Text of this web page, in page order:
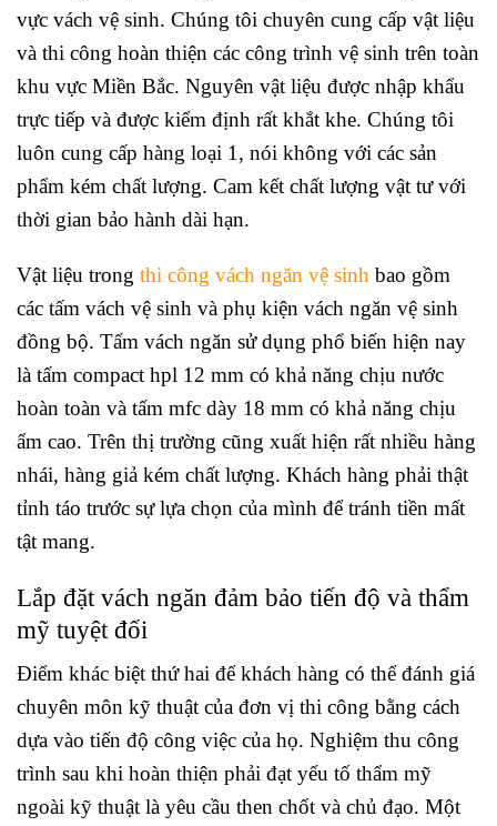
vực vách vệ sinh. Chúng tôi chuyên cung cấp vật liệu
và thi công hoàn thiện các công trình vệ sinh trên toàn
khu vực Miền Bắc. Nguyên vật liệu được nhập khẩu
trực tiếp và được kiểm định rất khắt khe. Chúng tôi
luôn cung cấp hàng loại 1, nói không với các sản
phẩm kém chất lượng. Cam kết chất lượng vật tư với
thời gian bảo hành dài hạn.
Vật liệu trong thi công vách ngăn vệ sinh bao gồm
các tấm vách vệ sinh và phụ kiện vách ngăn vệ sinh
đồng bộ. Tấm vách ngăn sử dụng phổ biến hiện nay
là tấm compact hpl 12 mm có khả năng chịu nước
hoàn toàn và tấm mfc dày 18 mm có khả năng chịu
ẩm cao. Trên thị trường cũng xuất hiện rất nhiều hàng
nhái, hàng giả kém chất lượng. Khách hàng phải thật
tỉnh táo trước sự lựa chọn của mình để tránh tiền mất
tật mang.
Lắp đặt vách ngăn đảm bảo tiến độ và thẩm
mỹ tuyệt đối
Điểm khác biệt thứ hai để khách hàng có thể đánh giá
chuyên môn kỹ thuật của đơn vị thi công bằng cách
dựa vào tiến độ công việc của họ. Nghiệm thu công
trình sau khi hoàn thiện phải đạt yếu tố thẩm mỹ
ngoài kỹ thuật là yêu cầu then chốt và chủ đạo. Một